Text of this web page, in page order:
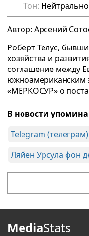
Тон: Нейтрально
Автор: Арсений
Роберт Телус,
хозяйства и
соглашение между
южноамериканским
«МЕРКОСУР» о
В новости
Telegram (телеграм)
Ляйен Урсула фон
MediaStats